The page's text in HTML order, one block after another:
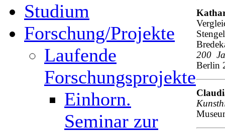
Studium
Forschung/Projekte
Laufende
Forschungsprojekte
Einhorn.
Seminar zur
200
Berlin